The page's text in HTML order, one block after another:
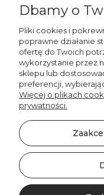
©2026 Wszelkie
Dbamy o
Pliki cookies i
poprawne działanie
ofertę do Twoich
wykorzystanie przez
sklepu lub
preferencji,
Więcej o plikach
prywatności.